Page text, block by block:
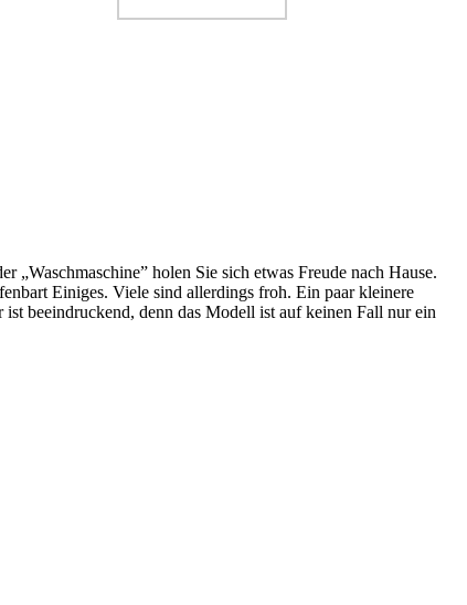
„Waschmaschine” holen Sie sich etwas Freude nach Hause.
Einiges. Viele sind allerdings froh. Ein paar kleinere
beeindruckend, denn das Modell ist auf keinen Fall nur ein